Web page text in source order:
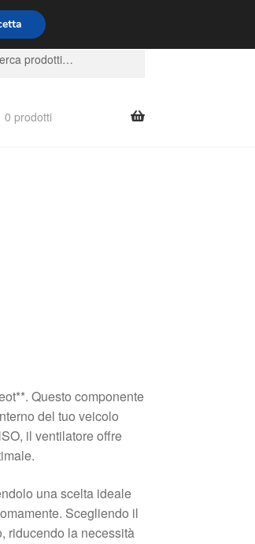
580 290
0 prodotti
Questo componente
del tuo veicolo
il ventilatore offre
una scelta ideale
Scegliendo il
riducendo la necessità